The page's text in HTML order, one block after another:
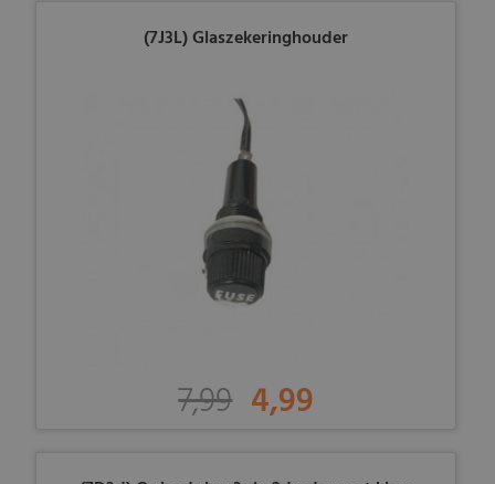
(7J3L) Glaszekeringhouder
7,99 4,99